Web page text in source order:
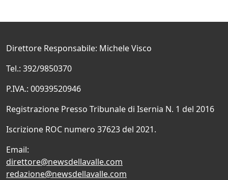
Direttore Responsabile: Michele Visco
Tel.: 392/9850370
P.IVA.: 00939520946
Registrazione Presso Tribunale di Isernia N. 1 del 2016
Iscrizione ROC numero 37623 del 2021.
Email:
direttore@newsdellavalle.com
redazione@newsdellavalle.com